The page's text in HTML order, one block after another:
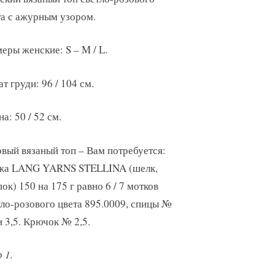
с ажурным узором.
женские: S – M / L.
груди: 96 / 104 см.
50 / 52 см.
вязаный топ – Вам потребуется:
LANG YARNS STELLINA (шелк,
150 на 175 г равно 6 / 7 мотков
розового цвета 895.0009, спицы №
3,5. Крючок № 2,5.
1.